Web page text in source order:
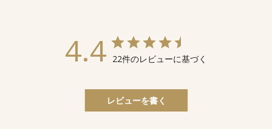
4.4 22件のレビューに基づく
レビューを書く